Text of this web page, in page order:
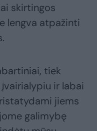
skirtingos
lengva atpažinti
tiek
ir labai
jiems
galimybę